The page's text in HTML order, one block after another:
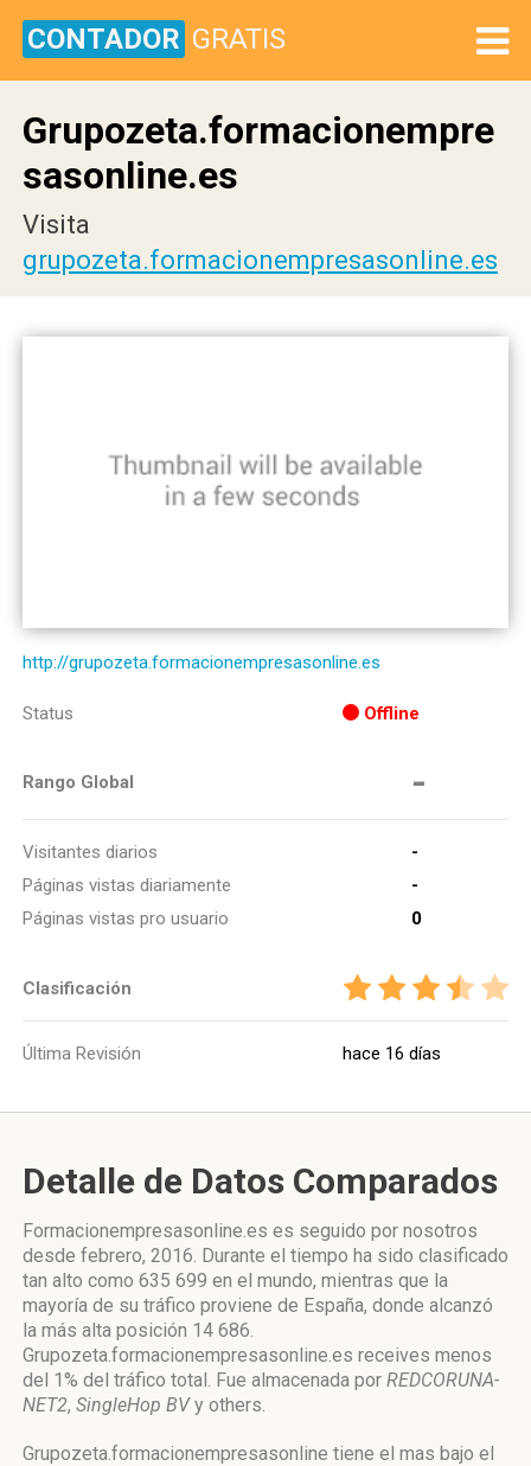
CONTADOR GRATIS
Grupozeta.formacionempre
sasonline.es
Visita
grupozeta.formacionempresasonline.es
http://grupozeta.formacionempresasonline.es
Status Offline
Rango Global -
Visitantes diarios
-
Páginas vistas diariamente
-
Páginas vistas pro usuario
0
Clasificación
Última Revisión hace 16 días
Detalle de Datos Comparados
Formacionempresasonline.es es seguido por nosotros
desde febrero, 2016. Durante el tiempo ha sido clasificado
tan alto como 635 699 en el mundo, mientras que la
mayoría de su tráfico proviene de España, donde alcanzó
la más alta posición 14 686.
Grupozeta.formacionempresasonline.es receives menos
del 1% del tráfico total. Fue almacenada por REDCORUNA-
NET2, SingleHop BVy others.
Grupozeta.formacionempresasonline tiene el mas bajo el